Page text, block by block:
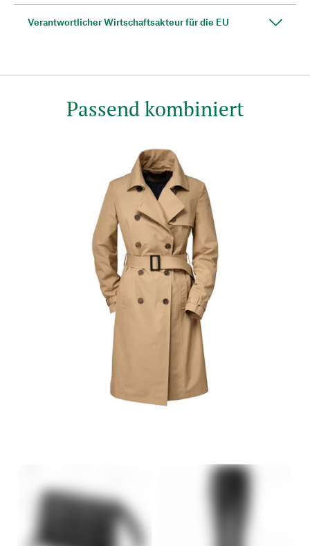
Verantwortlicher Wirtschaftsakteur für die EU
Passend kombiniert